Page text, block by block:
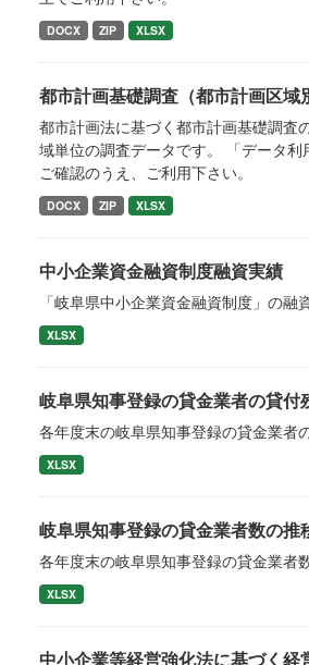
DOCX ZIP XLSX
都市計画基礎調査（都市計画区域
都市計画法に基づく都市計画基礎調査
域単位の調査データです。 「データ利
ご確認のうえ、ご利用下さい。
DOCX ZIP XLSX
中小企業資金融資制度融資実績
「岐阜県中小企業資金融資制度」の融
XLSX
岐阜県知事登録の貸金業者の貸付
各年度末の岐阜県知事登録の貸金業者
XLSX
岐阜県知事登録の貸金業者数の推
各年度末の岐阜県知事登録の貸金業者
XLSX
中小企業等経営強化法に基づく経